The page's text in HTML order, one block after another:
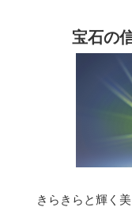
宝石の
きらきらと輝く